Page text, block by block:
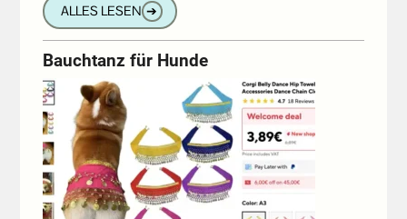
ALLES LESEN ➔
Bauchtanz für Hunde